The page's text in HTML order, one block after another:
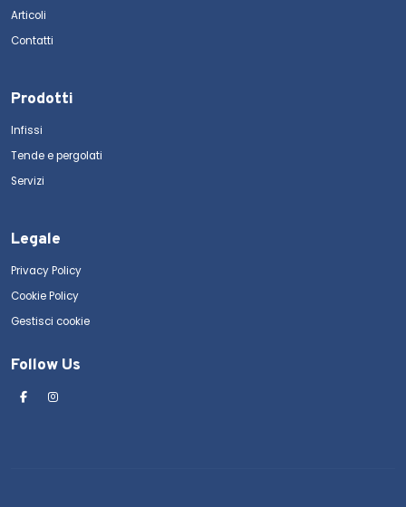
Articoli
Contatti
Prodotti
Infissi
Tende e pergolati
Servizi
Legale
Privacy Policy
Cookie Policy
Gestisci cookie
Follow Us